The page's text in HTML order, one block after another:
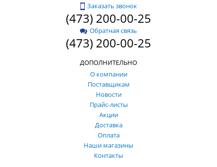
Заказать звонок
(473) 200-00-25
Обратная связь
(473) 200-00-25
ДОПОЛНИТЕЛЬНО
О компании
Поставщикам
Новости
Прайс-листы
Акции
Доставка
Оплата
Наши магазины
Контакты